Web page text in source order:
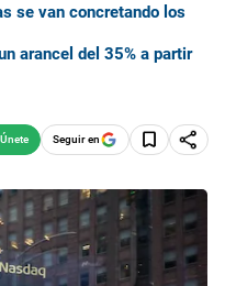
se van concretando los
arancel del 35% a partir
Seguir en